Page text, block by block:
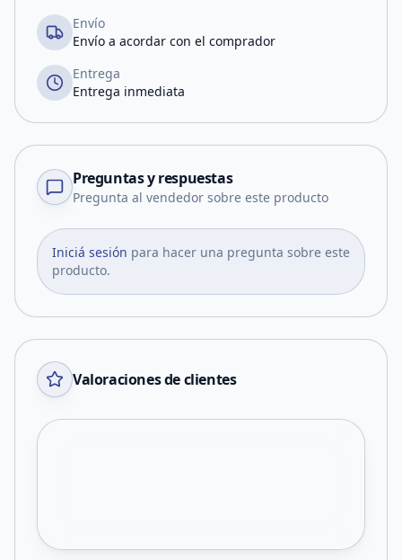
Envío
Envío a acordar con el comprador
Entrega
Entrega inmediata
Preguntas y respuestas
Pregunta al vendedor sobre este producto
Iniciá sesión para hacer una pregunta sobre este
producto.
Valoraciones de clientes